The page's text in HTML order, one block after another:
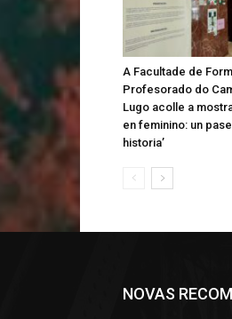
A Facultade de
Profesorado do
Lugo acolle a
en feminino: un
historia’
NOVAS